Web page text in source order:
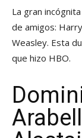
La gran
de amigos:
Weasley. Esta
que hizo HBO.